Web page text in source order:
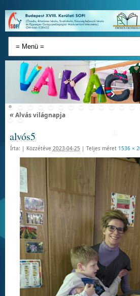
«Alvás világnapja
alvós5
Írta: | Közzétéve 2023-04-25 | Teljes méret 1536 ×